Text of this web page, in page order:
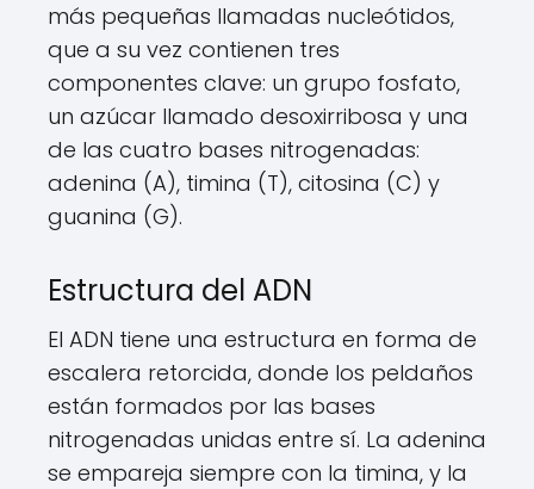
más pequeñas llamadas nucleótidos,
que a su vez contienen tres
componentes clave: un grupo fosfato,
un azúcar llamado desoxirribosa y una
de las cuatro bases nitrogenadas:
adenina (A), timina (T), citosina (C) y
guanina (G).
Estructura del ADN
El ADN tiene una estructura en forma de
escalera retorcida, donde los peldaños
están formados por las bases
nitrogenadas unidas entre sí. La adenina
se empareja siempre con la timina, y la